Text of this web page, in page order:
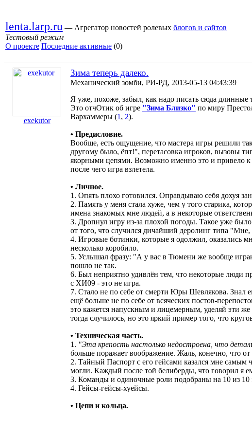
lenta.larp.ru — Агрегатор новостей ролевых блогов и сайтов
Тестовый режим
О проекте Последние активные (0)
exekutor
Зима теперь далеко.
Механический зомби, РИ-РД, 2013-05-13 04:43:39
Я уже, похоже, забыл, как надо писать сюда
Это отчОтик об игре "Зима Близко" по миру
Вархаммеры (1 , 2).
• Предисловие.
Вообще, есть ощущение, что мастера игры решили
другому было, ёпт!", перетасовка игроков, вызовы
якорными цепями. Возможно именно это и
после чего игра взлетела.
• Личное.
1. Опять плохо готовился. Оправдываю себя дохуя
2. Память у меня стала хуже, чем у того старика,
имена знакомых мне людей, а в некоторые
3. Дропнул игру из-за плохой погоды. Такое уже
от того, что случился дичайший деролинг типа
4. Игровые ботинки, которые я одолжил, оказались
несколько коробило.
5. Услышал фразу: "А у вас в Тюмени же вообще
пошло не так.
6. Был неприятно удивлён тем, что некоторые люди
с ХИ09 - это не игра.
7. Стало не по себе от смерти Юры Шевлякова. Знал
ещё больше не по себе от всяческих постов-
это кажется напускным и лицемерным, уделяй эти
тогда случилось, но это яркий пример того, что
• Техническая часть.
1. "Эта крепость настолько недостроена, что
больше поражает воображение. Жаль, конечно, что
2. Тайный Паспорт с его гейсами казался мне самым
могли. Каждый после той белиберды, что говорил я
3. Команды и одиночные роли подобраны на 10 из 10
4. Гейсы-гейсы-хуейсы.
• Цепи и кольца.